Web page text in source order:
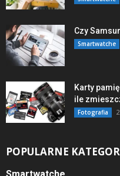
Czy
Smartwatche
Karty
ile
Fotografia
POPULARNE
Smartwatche